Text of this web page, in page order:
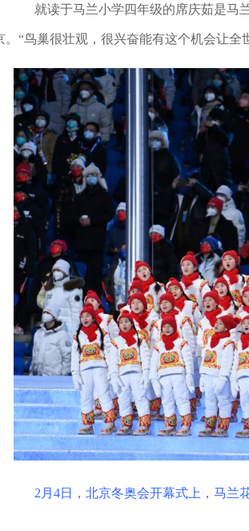
就读于马兰小学四年级的席庆茹是马兰
。“鸟巢很壮观，很兴奋能有这个机会让全
2月4日，北京冬奥会开幕式上，马兰